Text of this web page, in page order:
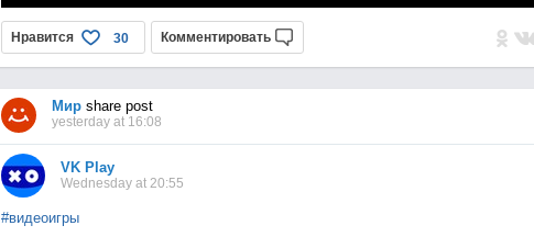
Нравится 30 Комментировать
Мирshare post
yesterday at 16:08
VK Play
Wednesday at 20:55
#видеоигры